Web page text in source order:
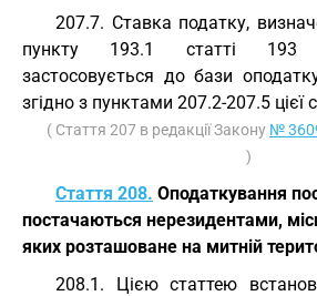
207.7. Ставка податку,
пункту 193.1 статті 193
застосовується до бази
згідно з пунктами 207.2-207.5 цієї
( Стаття 207 в редакції Закону №
)
Стаття 208. Оподаткування
постачаються нерезидентами,
яких розташоване на митній
208.1. Цією статтею